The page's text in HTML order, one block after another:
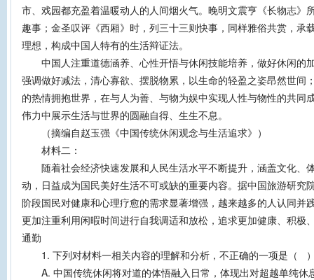
市、戏园都充盈着温暖动人的人间烟火气。晚明文震亨《长物志》
趣事；金圣叹评《西厢》时，列三十三则快事，同样雅俗共赏，承
理想，构成中国人特有的生活辩证法。
中国人注重道德涵养、心性开悟与休闲技能培养，做好休闲的
强调做好减法，清心寡欲、摆脱物累，以生命的轻盈之姿昂然世间
的热情拥抱世界，在与人为善、与物为娱中实现人性与物性的共同
伟力中展示生活与世界的圆融自得、生生不息。
（摘编自赵玉强《中国传统休闲观念与生活追求》）
材料二：
随着社会经济快速发展和人民生活水平不断提升，涵盖文化、
动，日益成为国民美好生活不可或缺的重要内容。据中国旅游研究
阶段国民对健康和心理疗愈的需求显著增强，越来越多的人认同并
更加注重利用闲暇时间进行自我调适和放松，追求更加健康、积极
通勤
1. 下列对材料一相关内容的理解和分析，不正确的一项是（
A. 中国传统休闲将对道的体悟融入日常，体现出对超越单纯休